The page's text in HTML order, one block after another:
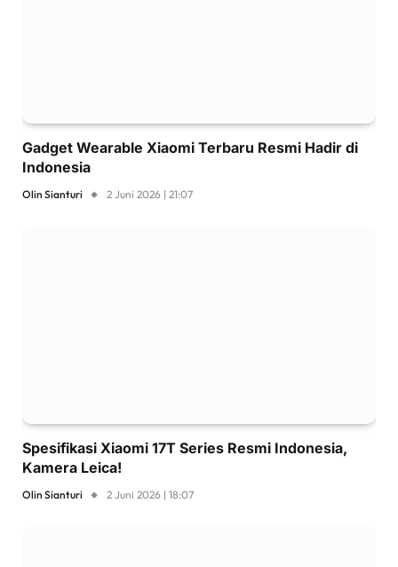
Gadget Wearable Xiaomi Terbaru Resmi Hadir di
Indonesia
Olin Sianturi 2 Juni 2026 | 21:07
Spesifikasi Xiaomi 17T Series Resmi Indonesia,
Kamera Leica!
Olin Sianturi 2 Juni 2026 | 18:07